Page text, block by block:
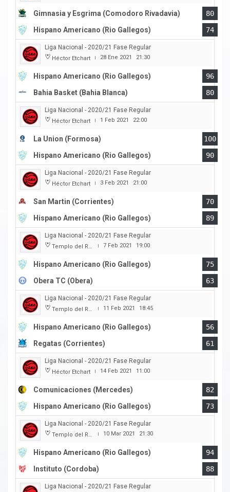
Gimnasia y Esgrima (Comodoro Rivadavia)
80
Hispano Americano (Rio Gallegos)
74
Liga Nacional - 2020/21 Fase Regular
Héctor Etchart | 28 Ene 2021 21:30
Hispano Americano (Rio Gallegos)
96
Bahia Basket (Bahia Blanca)
80
Liga Nacional - 2020/21 Fase Regular
Héctor Etchart | 1 Feb 2021 22:00
La Union (Formosa)
100
Hispano Americano (Rio Gallegos)
90
Liga Nacional - 2020/21 Fase Regular
Héctor Etchart | 3 Feb 2021 21:00
San Martin (Corrientes)
70
Hispano Americano (Rio Gallegos)
89
Liga Nacional - 2020/21 Fase Regular
Templo del Rock | 7 Feb 2021 19:00
Hispano Americano (Rio Gallegos)
75
Obera TC (Obera)
63
Liga Nacional - 2020/21 Fase Regular
Templo del Rock | 11 Feb 2021 18:45
Hispano Americano (Rio Gallegos)
56
Regatas (Corrientes)
61
Liga Nacional - 2020/21 Fase Regular
Héctor Etchart | 14 Feb 2021 11:00
Comunicaciones (Mercedes)
82
Hispano Americano (Rio Gallegos)
73
Liga Nacional - 2020/21 Fase Regular
Templo del Rock | 10 Mar 2021 21:30
Hispano Americano (Rio Gallegos)
94
Instituto (Cordoba)
88
Liga Nacional - 2020/21 Fase Regular